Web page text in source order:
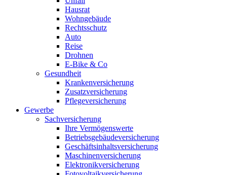
Hausrat
Wohngebäude
Rechtsschutz
Auto
Reise
Drohnen
E-Bike & Co
Gesundheit
Krankenversicherung
Zusatzversicherung
Pflegeversicherung
Gewerbe
Sachversicherung
Ihre Vermögenswerte
Betriebsgebäudeversicherung
Geschäftsinhaltsversicherung
Maschinenversicherung
Elektronikversicherung